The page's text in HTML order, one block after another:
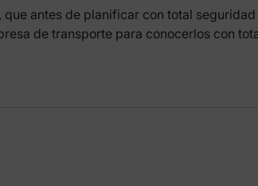
antes de planificar con total seguridad
de transporte para conocerlos con